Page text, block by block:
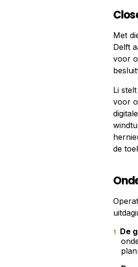
Met
Delft
voor
Li
voor
de
De